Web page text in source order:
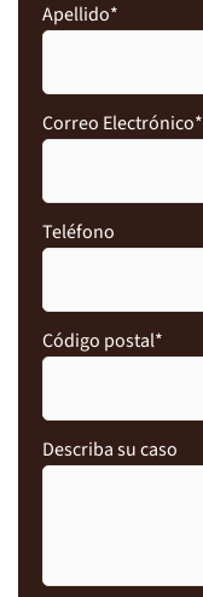
Apellido*
Correo Electrónico*
Teléfono
Código postal*
Describa su caso